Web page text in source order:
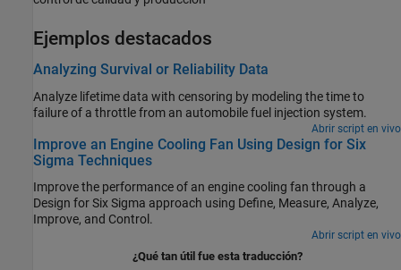
Ejemplos destacados
Analyzing Survival or Reliability Data
Analyze lifetime data with censoring by modeling the time to
failure of a throttle from an automobile fuel injection system.
Abrir script en vivo
Improve an Engine Cooling Fan Using Design for Six
Sigma Techniques
Improve the performance of an engine cooling fan through a
Design for Six Sigma approach using Define, Measure, Analyze,
Improve, and Control.
Abrir script en vivo
¿Qué tan útil fue esta traducción?